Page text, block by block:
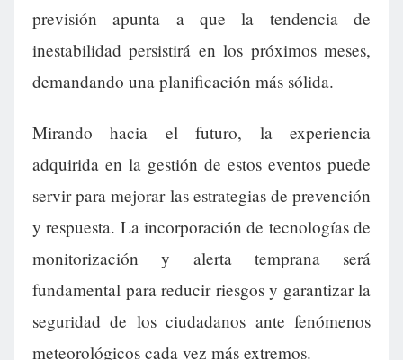
previsión apunta a que la tendencia de
inestabilidad persistirá en los próximos meses,
demandando una planificación más sólida.
Mirando hacia el futuro, la experiencia
adquirida en la gestión de estos eventos puede
servir para mejorar las estrategias de prevención
y respuesta. La incorporación de tecnologías de
monitorización y alerta temprana será
fundamental para reducir riesgos y garantizar la
seguridad de los ciudadanos ante fenómenos
meteorológicos cada vez más extremos.